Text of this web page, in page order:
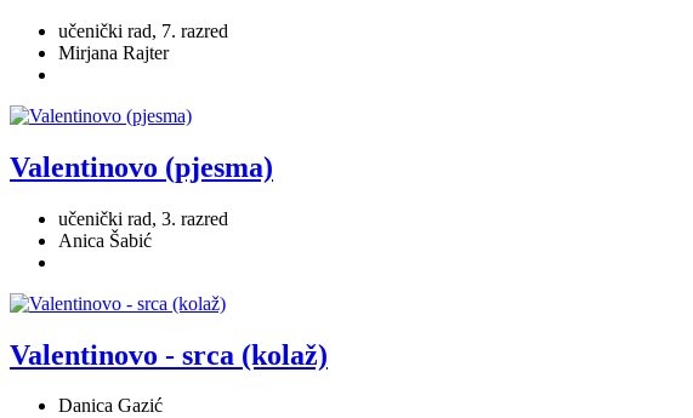
učenički rad, 7. razred
Mirjana Rajter
Valentinovo (pjesma)
učenički rad, 3. razred
Anica Šabić
Valentinovo - srca (kolaž)
Danica Gazić